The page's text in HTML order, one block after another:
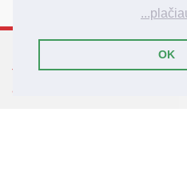
OK
Tarptautinis reklamos
agenturos Lpromo tinklas